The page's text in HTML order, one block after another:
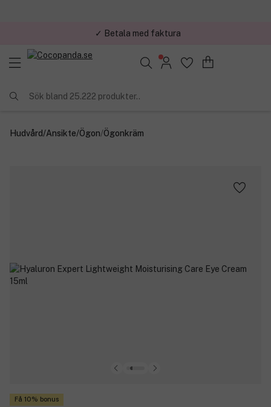
Sök bland 25.222 produkter..
Hudvård/Ansikte/Ögon/Ögonkräm
Få 10% bonus